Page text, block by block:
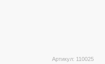
Артикул: 110025